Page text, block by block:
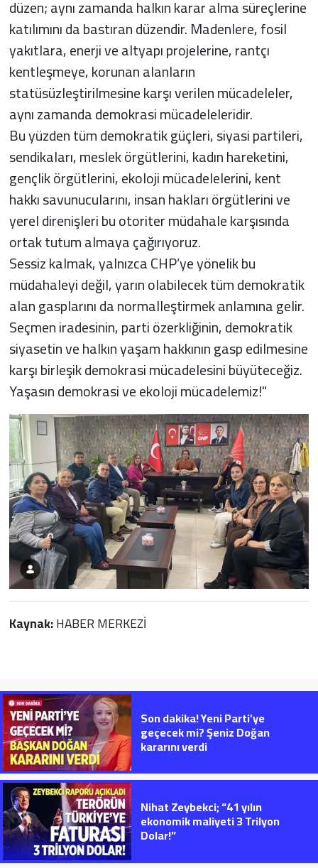
düzen; aynı zamanda halkın karar alma süreçlerine
katılımını da bastıran düzendir. Madenlere, fosil
yakıtlara, enerji ve altyapı projelerine, rantçı
kentleşmeye, korunan alanların
statüsüzleştirilmesine karşı verilen mücadeleler,
aynı zamanda demokrasi mücadeleleridir.
Bu yüzden tüm demokratik güçleri, siyasi partileri,
sendikaları, meslek örgütlerini, kadın hareketini,
gençlik örgütlerini, ekoloji mücadelelerini, kent
hakkı savunucularını, insan hakları örgütlerini ve
yerel direnişleri bu otoriter müdahale karşısında
ortak tutum almaya çağırıyoruz.
Sessiz kalmak, yalnızca CHP’ye yönelik bu
müdahaleyi değil, yarın olabilecek tüm demokratik
alan gasplarını da normalleştirmek anlamına gelir.
Seçmen iradesinin, parti özerkliğinin, demokratik
siyasetin ve halkın yaşam hakkının gasp edilmesine
karşı birleşik demokrasi mücadelesini büyüteceğiz.
Yaşasın demokrasi ve ekoloji mücadelemiz!"
Kaynak:HABER MERKEZİ
Son dakika! Yeni Parti’ye
geçecek mi? Şeniz Doğan
kararını verdi
Nihat Zeybekci; “41 yılın
ekonomik maliyeti 3 Trilyon
Dolar!”